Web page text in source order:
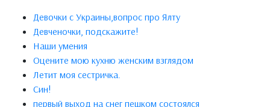
Девочки с Украины,вопрос про Ялту
Девченочки, подскажите!
Наши умения
Оцените мою кухню женским взглядом
Летит моя сестричка.
Син!
первый выход на снег пешком состоялся